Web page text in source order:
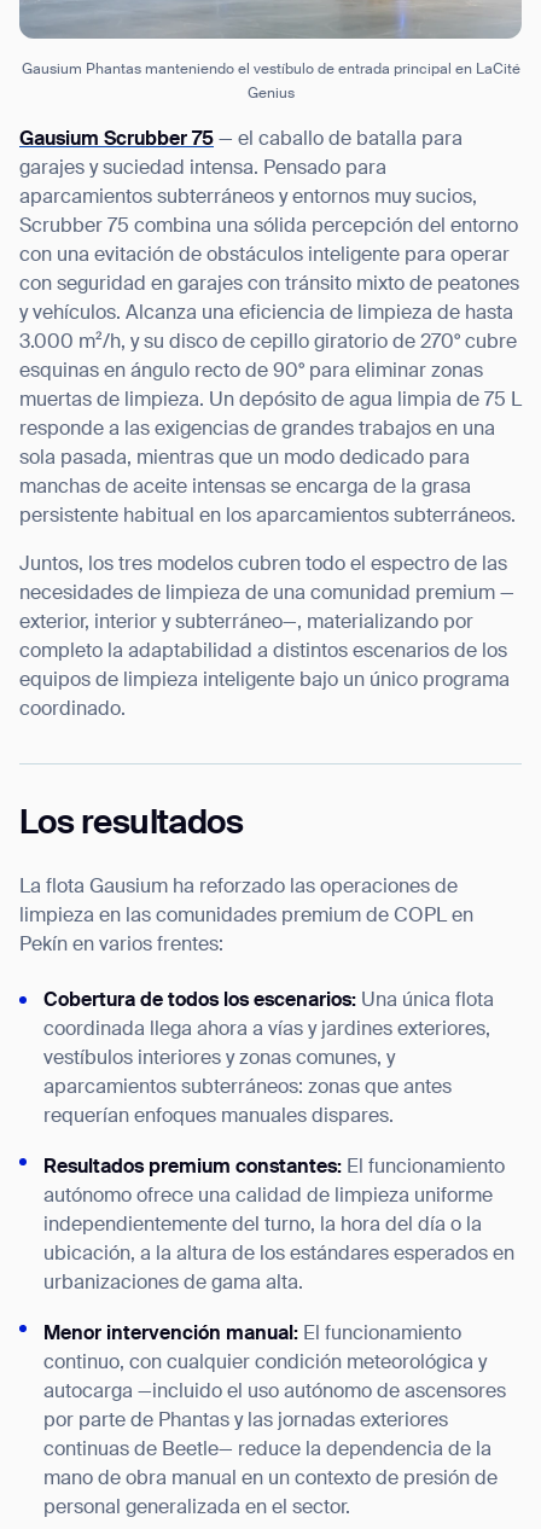
Gausium Phantas manteniendo el vestíbulo de entrada principal en LaCité
Genius
Gausium Scrubber 75 — el caballo de batalla para
garajes y suciedad intensa. Pensado para
aparcamientos subterráneos y entornos muy sucios,
Scrubber 75 combina una sólida percepción del entorno
con una evitación de obstáculos inteligente para operar
con seguridad en garajes con tránsito mixto de peatones
y vehículos. Alcanza una eficiencia de limpieza de hasta
3.000 m²/h, y su disco de cepillo giratorio de 270° cubre
esquinas en ángulo recto de 90° para eliminar zonas
muertas de limpieza. Un depósito de agua limpia de 75 L
responde a las exigencias de grandes trabajos en una
sola pasada, mientras que un modo dedicado para
manchas de aceite intensas se encarga de la grasa
persistente habitual en los aparcamientos subterráneos.
Juntos, los tres modelos cubren todo el espectro de las
necesidades de limpieza de una comunidad premium —
exterior, interior y subterráneo—, materializando por
completo la adaptabilidad a distintos escenarios de los
equipos de limpieza inteligente bajo un único programa
coordinado.
Los resultados
La flota Gausium ha reforzado las operaciones de
limpieza en las comunidades premium de COPL en
Pekín en varios frentes:
Cobertura de todos los escenarios: Una única flota
coordinada llega ahora a vías y jardines exteriores,
vestíbulos interiores y zonas comunes, y
aparcamientos subterráneos: zonas que antes
requerían enfoques manuales dispares.
Resultados premium constantes: El funcionamiento
autónomo ofrece una calidad de limpieza uniforme
independientemente del turno, la hora del día o la
ubicación, a la altura de los estándares esperados en
urbanizaciones de gama alta.
Menor intervención manual: El funcionamiento
continuo, con cualquier condición meteorológica y
autocarga —incluido el uso autónomo de ascensores
por parte de Phantas y las jornadas exteriores
continuas de Beetle— reduce la dependencia de la
mano de obra manual en un contexto de presión de
personal generalizada en el sector.